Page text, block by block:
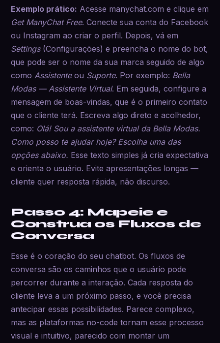
Exemplo prático: Acesse manychat.com e clique em
Get ManyChat Free. Conecte sua conta do Facebook
ou Instagram ao criar o perfil. Depois, vá em
Settings(Configurações) e preencha o nome do bot,
que pode ser o nome da sua marca seguido de algo
como Assistenteou Suporte. Por exemplo: Bella
Modas — Assistente Virtual. Em seguida, configure a
mensagem de boas-vindas, que é o primeiro contato
que o cliente terá. Escreva algo direto e acolhedor,
como: Olá! Sou a assistente virtual da Bella Modas.
Como posso te ajudar hoje? Escolha uma das
opções abaixo. Esse texto simples já cria expectativa
e orienta o usuário. Evite apresentações longas —
cliente quer resposta rápida, não discurso.
Passo 4: Mapeie e
Construa os Fluxos de
Conversa
Esse é o coração do seu chatbot. Os fluxos de
conversa são os caminhos que o usuário pode
percorrer durante a interação. Cada resposta do
cliente leva a um próximo passo, e você precisa
antecipar essas possibilidades. Parece complexo,
mas as plataformas no-code tornam esse processo
visual e intuitivo, parecido com montar um